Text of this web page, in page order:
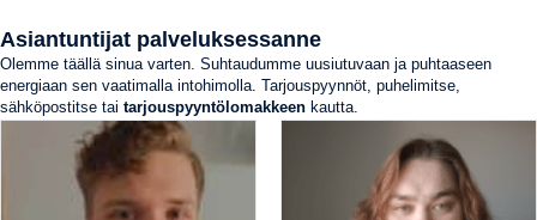
Asiantuntijat palveluksessanne
Olemme täällä sinua varten. Suhtaudumme uusiutuvaan ja puhtaaseen
energiaan sen vaatimalla intohimolla. Tarjouspyynnöt, puhelimitse,
sähköpostitse tai tarjouspyyntölomakkeen kautta.